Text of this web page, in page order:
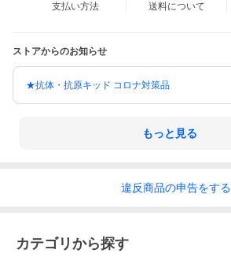
支払い方法 送料について
ストアからのお知らせ
★抗体・抗原キッド コロナ対策品
もっと見る
違反商品の申告をする
カテゴリから探す